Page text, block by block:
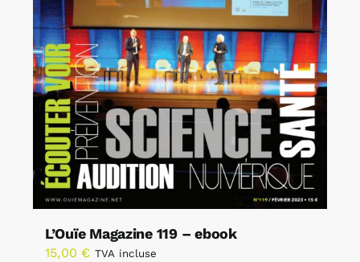
L’Ouïe Magazine 119 – ebook
15,00 € TVA incluse